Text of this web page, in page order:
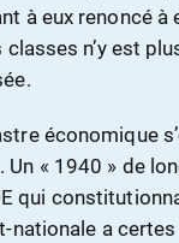
à eux renoncé à
n’y est
économique
« 1940 » de
qui
nationale a